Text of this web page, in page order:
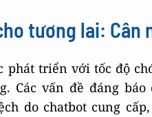
tương lai:
phát triển với tốc độ
Các vấn đề đáng
do chatbot cung